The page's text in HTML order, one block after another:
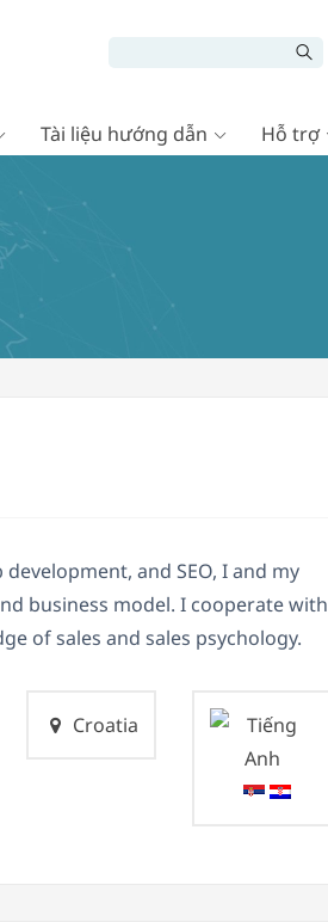
Tài liệu hướng dẫn Hỗ trợ
and SEO, I and my
business model. I cooperate with
of sales and sales psychology.
Croatia